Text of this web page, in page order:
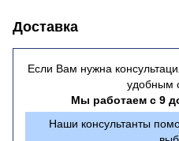
Доставка
Если Вам нужна
удобным
Мы работаем с 9
Наши консультанты